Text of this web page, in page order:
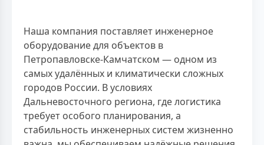
Наша компания поставляет инженерное
оборудование для объектов в
Петропавловске-Камчатском — одном из
самых удалённых и климатически сложных
городов России. В условиях
Дальневосточного региона, где логистика
требует особого планирования, а
стабильность инженерных систем жизненно